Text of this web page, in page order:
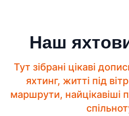
Наш
Тут зібрані цікаві
яхтинг, житті під
маршрути, найцікавіші